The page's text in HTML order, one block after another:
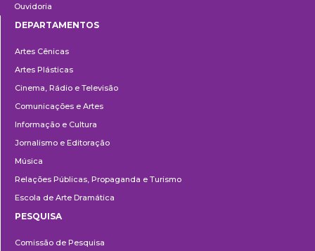
Ouvidoria
DEPARTAMENTOS
Artes Cênicas
Artes Plásticas
Cinema, Rádio e Televisão
Comunicações e Artes
Informação e Cultura
Jornalismo e Editoração
Música
Relações Públicas, Propaganda e Turismo
Escola de Arte Dramática
PESQUISA
Comissão de Pesquisa